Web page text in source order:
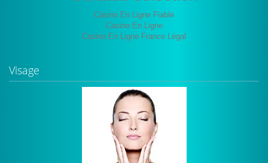
Casino En Ligne Fiable
Casino En Ligne
Casino En Ligne France Légal
Visage